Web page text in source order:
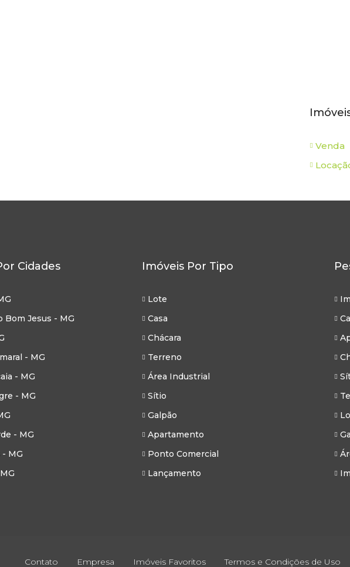
Venda
Cidades
Bom Jesus - MG
- MG
- MG
- MG
- MG
MG
Imóveis Por Tipo
Lote
Casa
Chácara
Terreno
Área Industrial
Sítio
Galpão
Apartamento
Ponto Comercial
Lançamento
Contato Empresa Imóveis Favoritos Termos e Condições de Uso